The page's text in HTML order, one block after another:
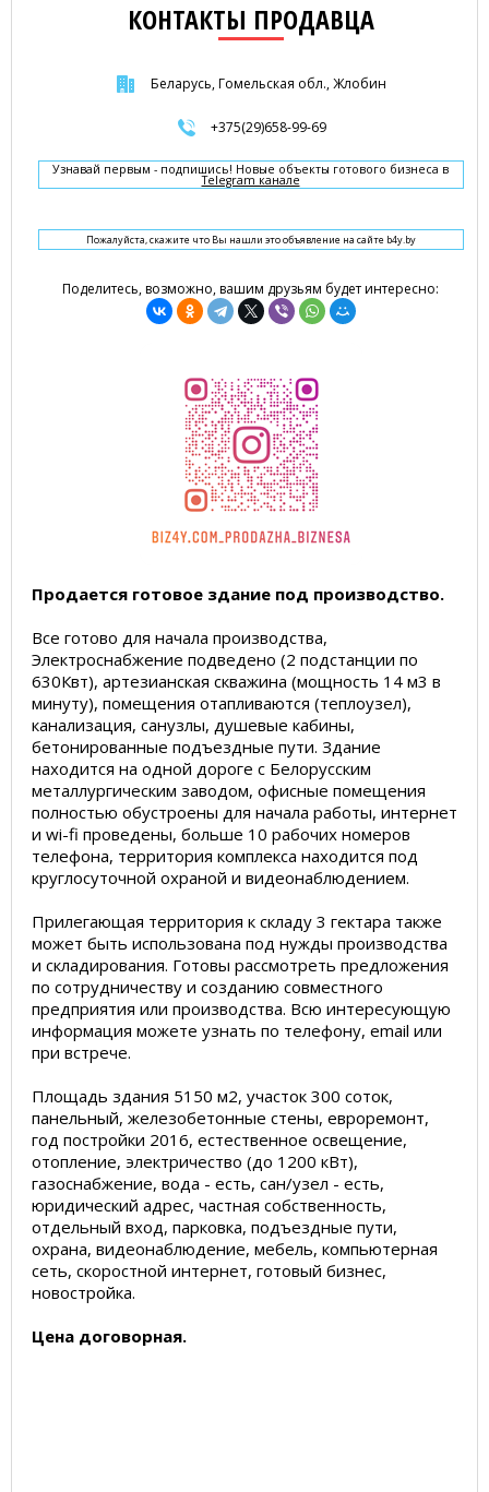
КОНТАКТЫ ПРОДАВЦА
Беларусь, Гомельская обл., Жлобин
+375(29)658-99-69
Узнавай первым - подпишись! Новые объекты готового бизнеса в
Telegram канале
Пожалуйста, скажите что Вы нашли это объявление на сайте b4y.by
Поделитесь, возможно, вашим друзьям будет интересно:
Продается готовое здание под производство.
Все готово для начала производства,
Электроснабжение подведено (2 подстанции по
630Квт), артезианская скважина (мощность 14 м3 в
минуту), помещения отапливаются (теплоузел),
канализация, санузлы, душевые кабины,
бетонированные подъездные пути. Здание
находится на одной дороге с Белорусским
металлургическим заводом, офисные помещения
полностью обустроены для начала работы, интернет
и wi-fi проведены, больше 10 рабочих номеров
телефона, территория комплекса находится под
круглосуточной охраной и видеонаблюдением.
Прилегающая территория к складу 3 гектара также
может быть использована под нужды производства
и складирования. Готовы рассмотреть предложения
по сотрудничеству и созданию совместного
предприятия или производства. Всю интересующую
информация можете узнать по телефону, email или
при встрече.
Площадь здания 5150 м2, участок 300 соток,
панельный, железобетонные стены, евроремонт,
год постройки 2016, естественное освещение,
отопление, электричество (до 1200 кВт),
газоснабжение, вода - есть, сан/узел - есть,
юридический адрес, частная собственность,
отдельный вход, парковка, подъездные пути,
охрана, видеонаблюдение, мебель, компьютерная
сеть, скоростной интернет, готовый бизнес,
новостройка.
Цена договорная.